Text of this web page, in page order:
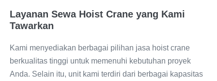
Layanan Sewa Hoist Crane yang Kami
Tawarkan
Kami menyediakan berbagai pilihan jasa hoist crane
berkualitas tinggi untuk memenuhi kebutuhan proyek
Anda. Selain itu, unit kami terdiri dari berbagai kapasitas